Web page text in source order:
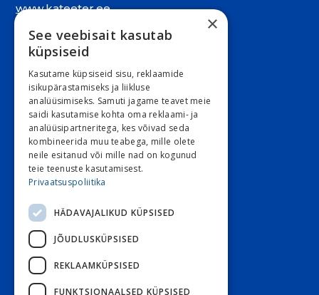
www.kateeter.ee
Juriidiline aadress:
Narva mnt. 5, 10117 Tallinn
REG: 11548994
KMKR: EE101263526
Kontori e-post
E 9:00 – 16:30 R 9:00 – 15:30
L ja P suletud
Klienditeenindus
Stoom800 3030
Diabeet800 7070
Diabeet e-post
×
See veebisait kasutab
küpsiseid
Kasutame küpsiseid sisu, reklaamide
isikupärastamiseks ja liikluse
analüüsimiseks. Samuti jagame teavet meie
saidi kasutamise kohta oma reklaami- ja
analüüsipartneritega, kes võivad seda
kombineerida muu teabega, mille olete
neile esitanud või mille nad on kogunud
teie teenuste kasutamisest.
Privaatsuspoliitika
HÄDAVAJALIKUD KÜPSISED
JÕUDLUSKÜPSISED
REKLAAMKÜPSISED
FUNKTSIONAALSED KÜPSISED